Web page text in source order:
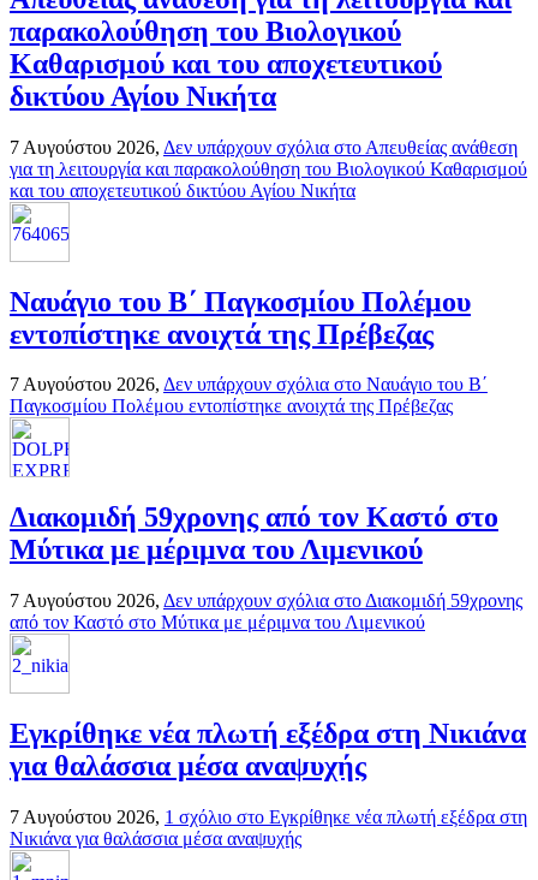
παρακολούθηση του Βιολογικού
Καθαρισμού και του αποχετευτικού
δικτύου Αγίου Νικήτα
7 Αυγούστου 2026, Δεν υπάρχουν σχόλια στο Απευθείας ανάθεση
για τη λειτουργία και παρακολούθηση του Βιολογικού Καθαρισμού
και του αποχετευτικού δικτύου Αγίου Νικήτα
Ναυάγιο του Β΄ Παγκοσμίου Πολέμου
εντοπίστηκε ανοιχτά της Πρέβεζας
7 Αυγούστου 2026, Δεν υπάρχουν σχόλια στο Ναυάγιο του Β΄
Παγκοσμίου Πολέμου εντοπίστηκε ανοιχτά της Πρέβεζας
Διακομιδή 59χρονης από τον Καστό στο
Μύτικα με μέριμνα του Λιμενικού
7 Αυγούστου 2026, Δεν υπάρχουν σχόλια στο Διακομιδή 59χρονης
από τον Καστό στο Μύτικα με μέριμνα του Λιμενικού
Εγκρίθηκε νέα πλωτή εξέδρα στη Νικιάνα
για θαλάσσια μέσα αναψυχής
7 Αυγούστου 2026, 1 σχόλιο στο Εγκρίθηκε νέα πλωτή εξέδρα στη
Νικιάνα για θαλάσσια μέσα αναψυχής